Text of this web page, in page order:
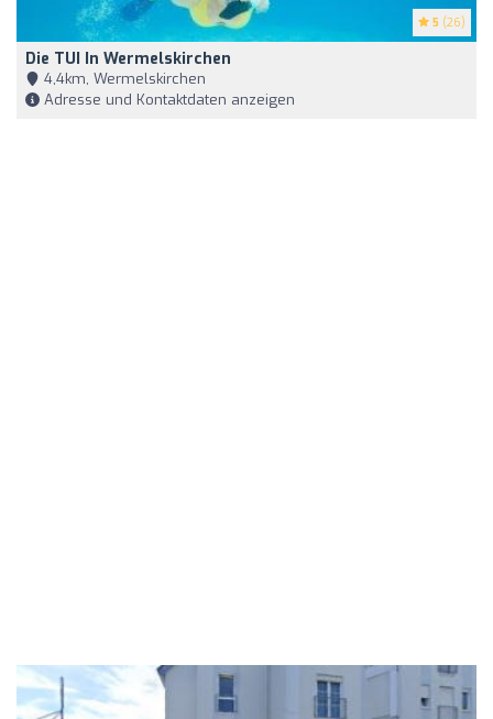
5 (26)
Die TUI In Wermelskirchen
4,4km, Wermelskirchen
Adresse und Kontaktdaten anzeigen